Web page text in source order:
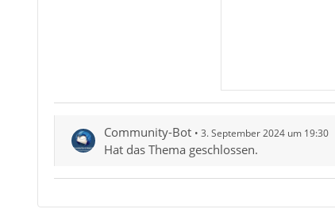
Community-Bot 3. September 2024 um 19:30
Hat das Thema geschlossen.